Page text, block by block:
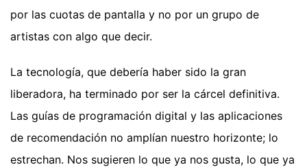
por las cuotas de pantalla y no por un grupo de
artistas con algo que decir.
La tecnología, que debería haber sido la gran
liberadora, ha terminado por ser la cárcel definitiva.
Las guías de programación digital y las aplicaciones
de recomendación no amplían nuestro horizonte; lo
estrechan. Nos sugieren lo que ya nos gusta, lo que ya